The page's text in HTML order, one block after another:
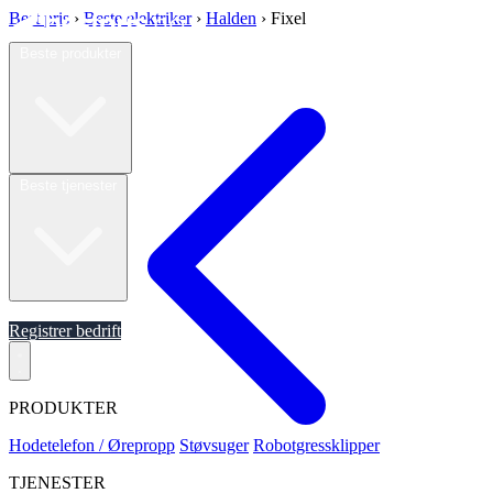
Registrer bedrift
PRODUKTER
Hodetelefon / Ørepropp Støvsuger Robotgressklipper
TJENESTER
Best pris › Beste elektriker › Halden › Fixel